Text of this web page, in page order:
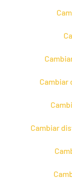
Cambiar
Cambiar